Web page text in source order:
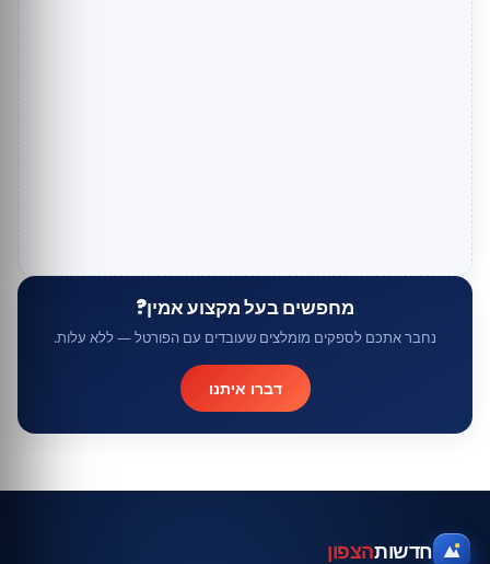
מחפשים בעל מקצוע אמין?
נחבר אתכם לספקים מומלצים שעובדים עם הפורטל — ללא עלות.
דברו איתנו
חדשותהצפון